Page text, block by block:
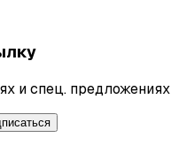
и спец. предложениях